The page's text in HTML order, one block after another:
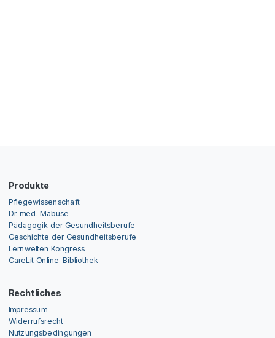
Produkte
Pflegewissenschaft
Dr. med. Mabuse
Pädagogik der Gesundheitsberufe
Geschichte der Gesundheitsberufe
Lernwelten Kongress
CareLit Online-Bibliothek
Rechtliches
Impressum
Widerrufsrecht
Nutzungsbedingungen